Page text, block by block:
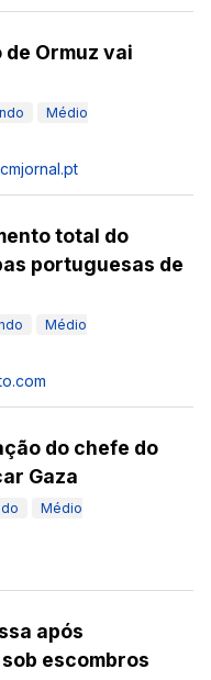
Ormuz vai
Médio
cmjornal.pt
total do
portuguesas de
Médio
do chefe do
Gaza
Médio
após
escombros